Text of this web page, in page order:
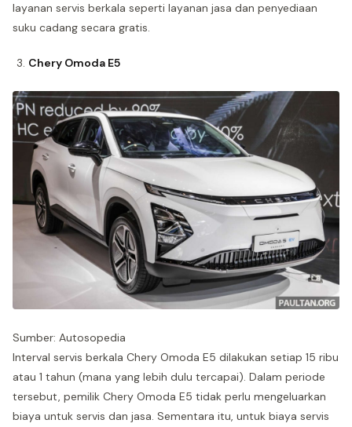
layanan servis berkala seperti layanan jasa dan penyediaan
suku cadang secara gratis.
Chery Omoda E5
Sumber: Autosopedia
Interval servis berkala Chery Omoda E5 dilakukan setiap 15 ribu
atau 1 tahun (mana yang lebih dulu tercapai). Dalam periode
tersebut, pemilik Chery Omoda E5 tidak perlu mengeluarkan
biaya untuk servis dan jasa. Sementara itu, untuk biaya servis